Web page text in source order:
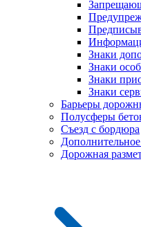
Знаки
Знаки
Знаки
Знаки
Барьеры
Полусферы
Съезд с бордюра
Дорожная